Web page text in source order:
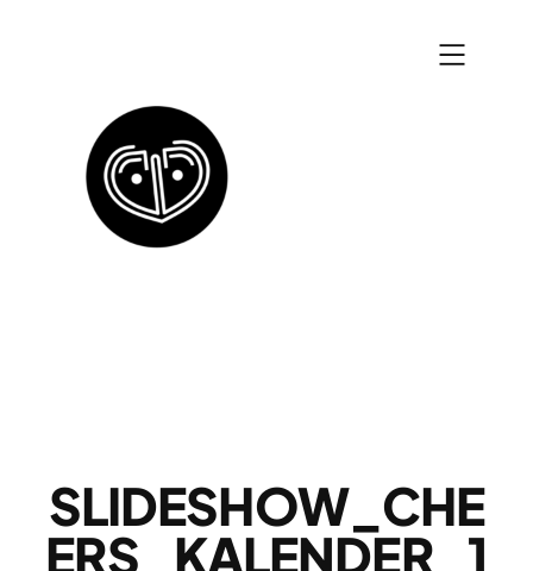
SLIDESHOW_CHE
ERS_KALENDER_1